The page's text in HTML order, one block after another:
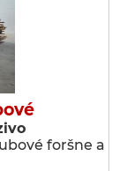
foršne a